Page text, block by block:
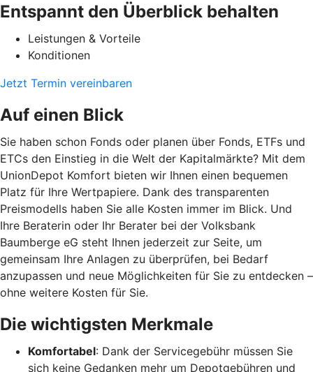
Entspannt den Überblick behalten
Leistungen & Vorteile
Konditionen
Jetzt Termin vereinbaren
Auf einen Blick
Sie haben schon Fonds oder planen über Fonds, ETFs und
ETCs den Einstieg in die Welt der Kapitalmärkte? Mit dem
UnionDepot Komfort bieten wir Ihnen einen bequemen
Platz für Ihre Wertpapiere. Dank des transparenten
Preismodells haben Sie alle Kosten immer im Blick. Und
Ihre Beraterin oder Ihr Berater bei der Volksbank
Baumberge eG steht Ihnen jederzeit zur Seite, um
gemeinsam Ihre Anlagen zu überprüfen, bei Bedarf
anzupassen und neue Möglichkeiten für Sie zu entdecken –
ohne weitere Kosten für Sie.
Die wichtigsten Merkmale
Komfortabel: Dank der Servicegebühr müssen Sie
sich keine Gedanken mehr um Depotgebühren und